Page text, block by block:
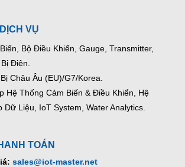
VỤ
Bộ Điều Khiển, Gauge, Transmitter,
Điện.
Châu Âu (EU)/G7/Korea.
Hệ Thống Cảm Biến & Điều Khiển, Hệ
Dữ Liệu, IoT System, Water Analytics.
TOÁN
sales@iot-master.net